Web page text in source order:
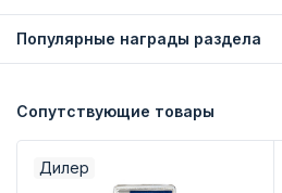
Популярные награды раздела
Сопутствующие товары
Дилер